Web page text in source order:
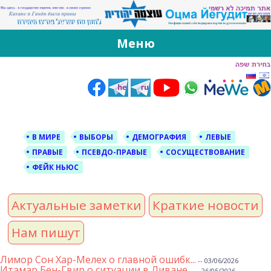
За Оцма Йегудит
עוצמה יהודית ברוסית ובעברית
Меню
В МИРЕ ВЫБОРЫ ДЕМОГРАФИЯ
ЛЕВЫЕ
ПРАВЫЕ
ПСЕВДО-ПРАВЫЕ
СОСУЩЕСТВОВАНИЕ
ФЕЙК НЬЮС
Актуальные заметки
Краткие новости
Нам пишут
Лимор Сон Хар-Мелех о главной ошибк... -- 03/06/2026